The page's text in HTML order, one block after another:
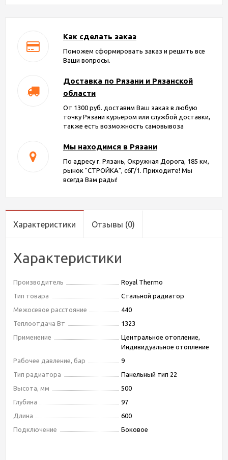
Как сделать заказ
Поможем сформировать заказ и решить все
Ваши вопросы.
Доставка по Рязани и Рязанской
области
От 1300 руб. доставим Ваш заказ в любую
точку Рязани курьером или службой доставки,
также есть возможность самовывоза
Мы находимся в Рязани
По адресу г. Рязань, Окружная Дорога, 185 км,
рынок "СТРОЙКА", с6Г/1. Приходите! Мы
всегда Вам рады!
Характеристики Отзывы (0)
Характеристики
Производитель
Royal Thermo
Тип товара
Стальной радиатор
Межосевое расстояние
440
Теплоотдача Вт
1323
Применение
Центральное отопление,
Индивидуальное отопление
Рабочее давление, бар
9
Тип радиатора
Панельный тип 22
Высота, мм
500
Глубина
97
Длина
600
Подключение
Боковое